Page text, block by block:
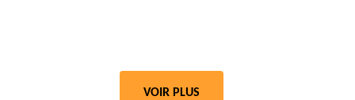
VOIR PLUS